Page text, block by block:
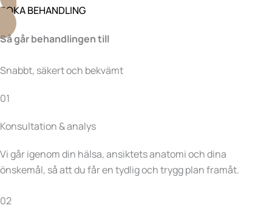
BOKA BEHANDLING
Så går behandlingen till
Snabbt, säkert och bekvämt
01
Konsultation & analys
Vi går igenom din hälsa, ansiktets anatomi och dina
önskemål, så att du får en tydlig och trygg plan framåt.
02